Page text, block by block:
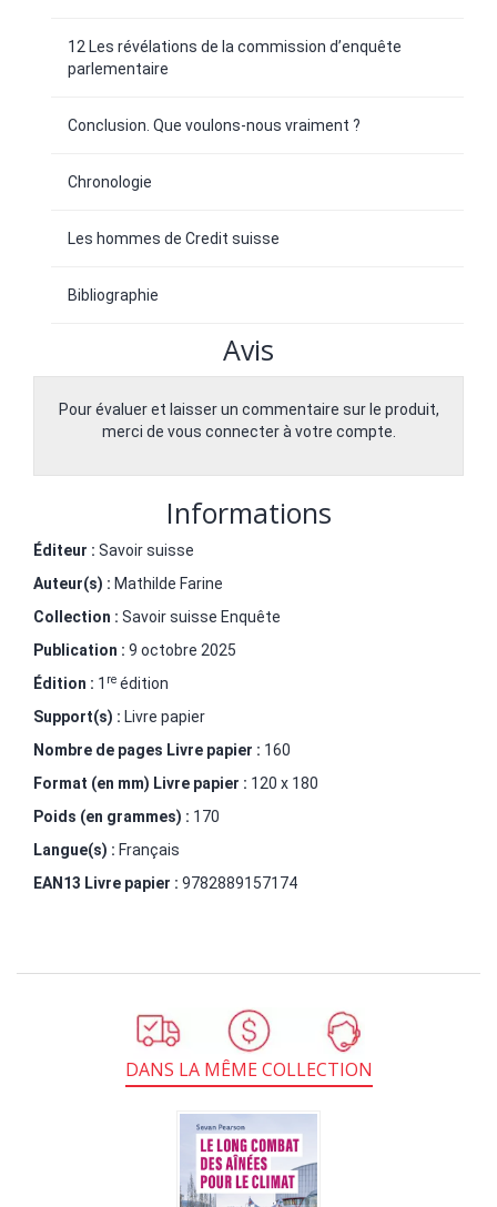
12 Les révélations de la commission d’enquête
parlementaire
Conclusion. Que voulons-nous vraiment ?
Chronologie
Les hommes de Credit suisse
Bibliographie
Avis
Pour évaluer et laisser un commentaire sur le produit,
merci de vous connecter à votre compte.
Informations
Éditeur : Savoir suisse
Auteur(s) : Mathilde Farine
Collection : Savoir suisse Enquête
Publication : 9 octobre 2025
Édition : 1 re édition
Support(s) : Livre papier
Nombre de pages Livre papier : 160
Format (en mm) Livre papier : 120 x 180
Poids (en grammes) : 170
Langue(s) : Français
EAN13 Livre papier : 9782889157174
DANS LA MÊME COLLECTION